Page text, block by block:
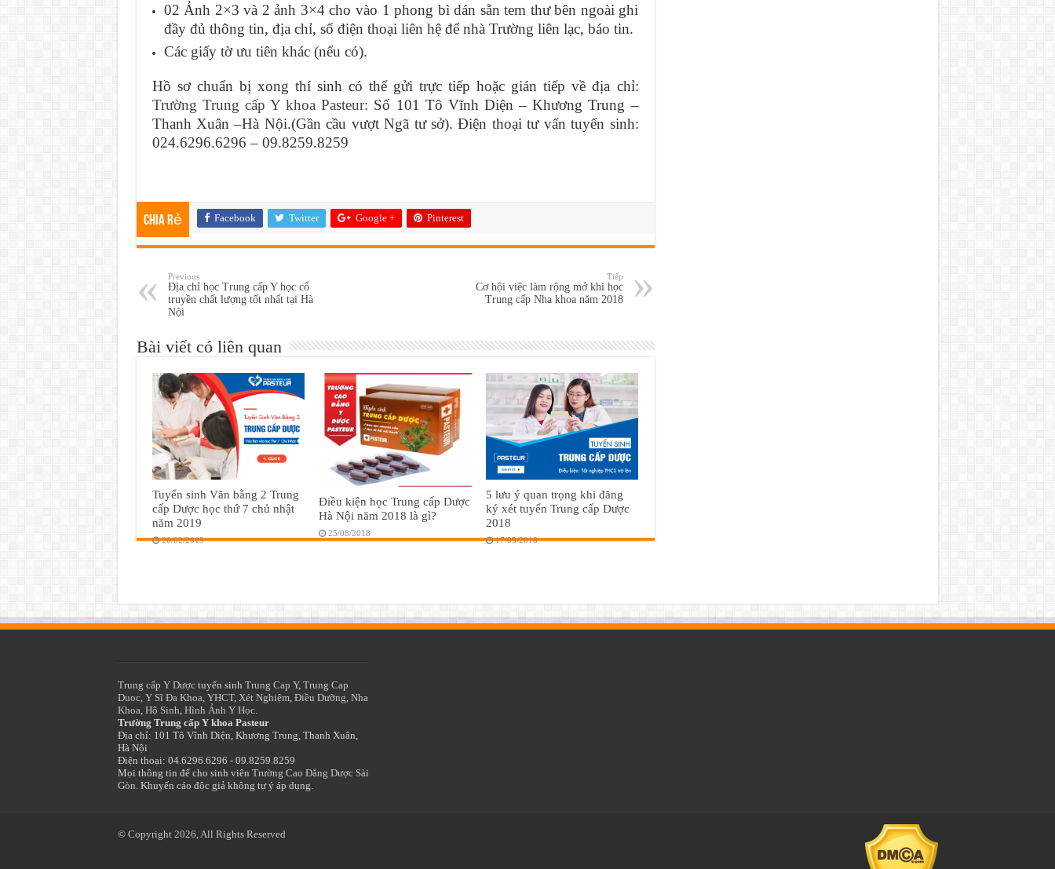
02 Ảnh 2×3 và 2 ảnh 3×4 cho vào 1 phong bì dán sẵn tem thư bên ngoài ghi
đầy đủ thông tin, địa chỉ, số điện thoại liên hệ để nhà Trường liên lạc, báo tin.
Các giấy tờ ưu tiên khác (nếu có).
Hồ sơ chuẩn bị xong thí sinh có thể gửi trực tiếp hoặc gián tiếp về địa chỉ:
Trường Trung cấp Y khoa Pasteur: Số 101 Tô Vĩnh Diện – Khương Trung –
Thanh Xuân –Hà Nội.(Gần cầu vượt Ngã tư sở). Điện thoại tư vấn tuyển sinh:
024.6296.6296 – 09.8259.8259
Chia rẻ Facebook Twitter Google + Pinterest
Previous
Địa chỉ học Trung cấp Y học cổ
truyền chất lượng tốt nhất tại Hà
Nội
Tiếp
Cơ hội việc làm rộng mở khi học
Trung cấp Nha khoa năm 2018
Bài viết có liên quan
Tuyển sinh Văn bằng 2 Trung
cấp Dược học thứ 7 chủ nhật
năm 2019
26/02/2019
Điều kiện học Trung cấp Dược
Hà Nội năm 2018 là gì?
25/08/2018
5 lưu ý quan trọng khi đăng
ký xét tuyển Trung cấp Dược
2018
17/05/2018
Trung cấp Y Dượctuyển sinh Trung Cap Y, Trung Cap
Duoc, Y Sĩ Đa Khoa YHCT, Xét Nghiệm Điều Dưỡng Nha
Khoa Hộ Sinh Hình Ảnh Y Học.
Trường Trung cấp Y khoa Pasteur
Địa chỉ: 101 Tô Vĩnh Diện, Khương Trung, Thanh Xuân,
Hà Nội
Điện thoại: 04.6296.6296 - 09.8259.8259
Mọi thông tin để cho sinh viên Trường Cao Đẳng Dược Sài
Gòn . Khuyến cáo độc giả không tự ý áp dụng.
© Copyright 2026, All Rights Reserved